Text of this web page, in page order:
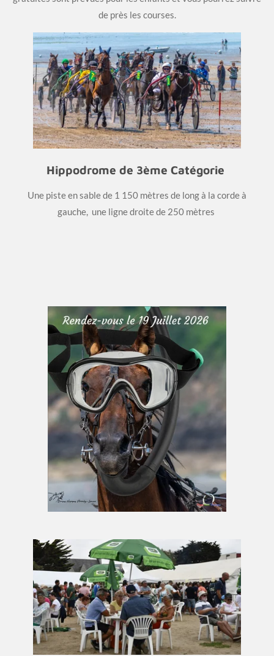
de près les courses.
Hippodrome de 3ème Catégorie
Une piste en sable de 1 150 mètres de long à la corde à
gauche, une ligne droite de 250 mètres